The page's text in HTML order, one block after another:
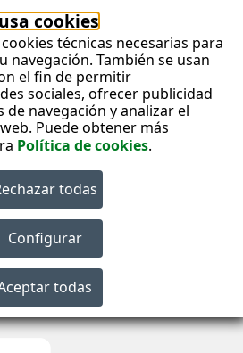
cookies
técnicas necesarias para
También se usan
el fin de permitir
sociales, ofrecer publicidad
de navegación y analizar el
Puede obtener más
Política de cookies.